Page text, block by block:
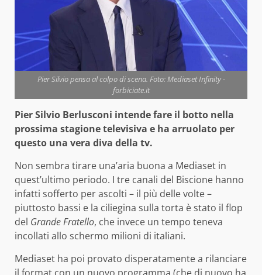
Pier Silvio pensa al colpo di scena. Foto: Mediaset Infinity -
forbiciate.it
Pier Silvio Berlusconi intende fare il botto nella
prossima stagione televisiva e ha arruolato per
questo una vera diva della tv.
Non sembra tirare una’aria buona a Mediaset in
quest’ultimo periodo. I tre canali del Biscione hanno
infatti sofferto per ascolti – il più delle volte –
piuttosto bassi e la ciliegina sulla torta è stato il flop
del Grande Fratello, che invece un tempo teneva
incollati allo schermo milioni di italiani.
Mediaset ha poi provato disperatamente a rilanciare